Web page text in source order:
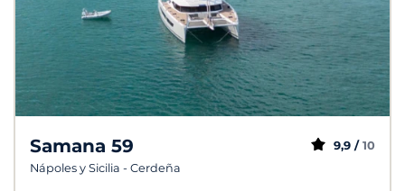
Samana 59
Nápoles y Sicilia - Cerdeña
9,9 / 10